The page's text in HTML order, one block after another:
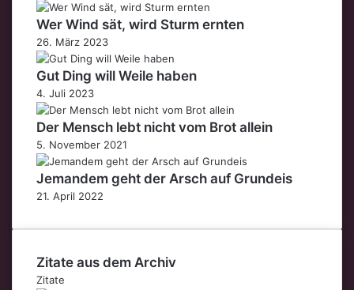
Wer Wind sät, wird Sturm ernten
26. März 2023
Gut Ding will Weile haben
4. Juli 2023
Der Mensch lebt nicht vom Brot allein
5. November 2021
Jemandem geht der Arsch auf Grundeis
21. April 2022
Zitate aus dem Archiv
Zitate